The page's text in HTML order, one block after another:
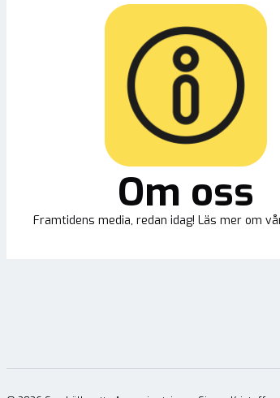
Om oss
Framtidens media, redan idag! Läs mer om